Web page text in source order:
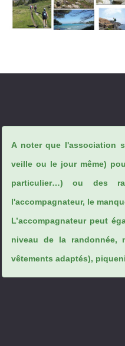
A noter que l'association
veille ou le jour même)
particulier…) ou des
l'accompagnateur, le
L’accompagnateur peut
niveau de la randonnée,
vêtements adaptés),